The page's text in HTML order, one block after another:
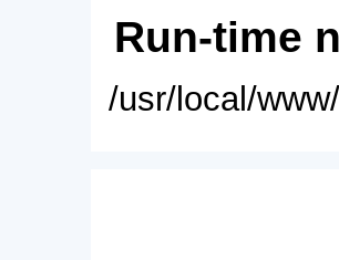
Run-time
/usr/local/